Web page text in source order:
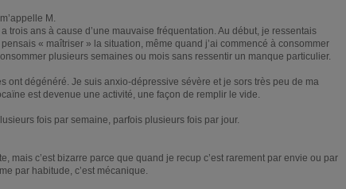
M.
trois ans à cause d’une mauvaise fréquentation. Au début, je ressentais
« maîtriser » la situation, même quand j’ai commencé à consommer
plusieurs semaines ou mois sans ressentir un manque particulier.
ont dégénéré. Je suis anxio-dépressive sévère et je sors très peu de ma
est devenue une activité, une façon de remplir le vide.
fois par semaine, parfois plusieurs fois par jour.
mais c’est bizarre parce que quand je recup c’est rarement par envie ou par
par habitude, c’est mécanique.